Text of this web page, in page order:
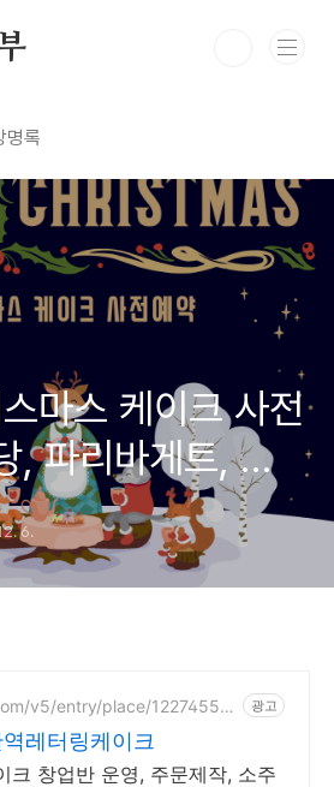
명록
마스 케이크 사전
, 파리바게트, 뚜
플레이스, 노티드,
)
6.
v5/entry/place/12274550
광고
레터링케이크
크 창업반 운영, 주문제작, 소주